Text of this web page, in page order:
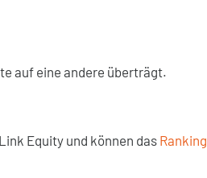
auf eine andere überträgt.
Equity und können das Ranking